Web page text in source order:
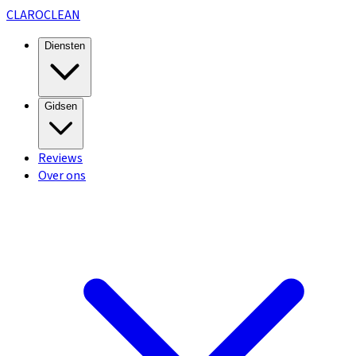
CLAROCLEAN
Diensten
Gidsen
Reviews
Over ons